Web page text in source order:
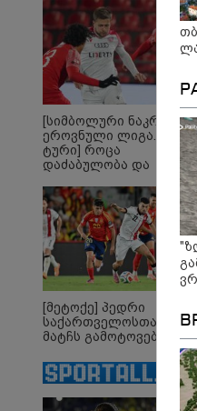
ტალანტების
ქვეყანაა"!
[სიმბოლური ნაკრები.
ეროვნული ლიგა. XXX
ტური] როცა
დაძაბულობა და
არიან...
[მეტოქე] პედრი
საქართველოსთან
მატჩს გამოტოვებს